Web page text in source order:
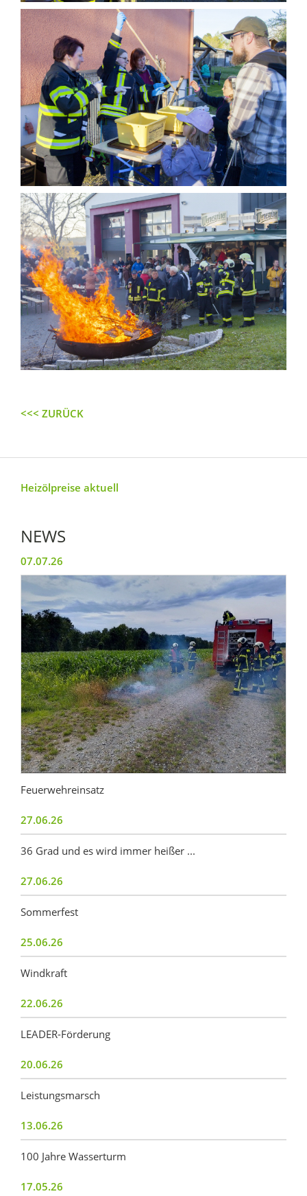
<<< ZURÜCK
Heizölpreise aktuell
NEWS
07.07.26
Feuerwehreinsatz
27.06.26
36 Grad und es wird immer heißer ...
27.06.26
Sommerfest
25.06.26
Windkraft
22.06.26
LEADER-Förderung
20.06.26
Leistungsmarsch
13.06.26
100 Jahre Wasserturm
17.05.26